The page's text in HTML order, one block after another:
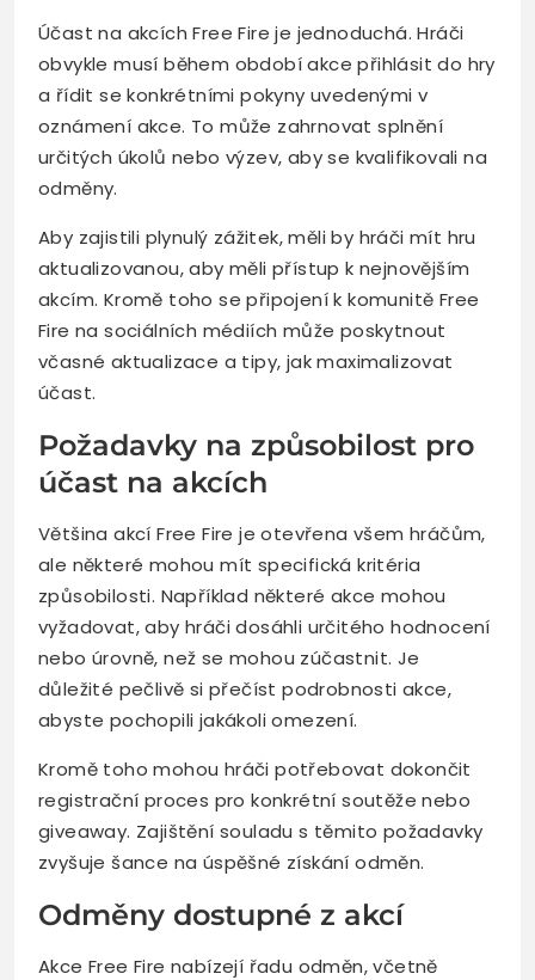
Účast na akcích Free Fire je jednoduchá. Hráči
obvykle musí během období akce přihlásit do hry
a řídit se konkrétními pokyny uvedenými v
oznámení akce. To může zahrnovat splnění
určitých úkolů nebo výzev, aby se kvalifikovali na
odměny.
Aby zajistili plynulý zážitek, měli by hráči mít hru
aktualizovanou, aby měli přístup k nejnovějším
akcím. Kromě toho se připojení k komunitě Free
Fire na sociálních médiích může poskytnout
včasné aktualizace a tipy, jak maximalizovat
účast.
Požadavky na způsobilost pro
účast na akcích
Většina akcí Free Fire je otevřena všem hráčům,
ale některé mohou mít specifická kritéria
způsobilosti. Například některé akce mohou
vyžadovat, aby hráči dosáhli určitého hodnocení
nebo úrovně, než se mohou zúčastnit. Je
důležité pečlivě si přečíst podrobnosti akce,
abyste pochopili jakákoli omezení.
Kromě toho mohou hráči potřebovat dokončit
registrační proces pro konkrétní soutěže nebo
giveaway. Zajištění souladu s těmito požadavky
zvyšuje šance na úspěšné získání odměn.
Odměny dostupné z akcí
Akce Free Fire nabízejí řadu odměn, včetně